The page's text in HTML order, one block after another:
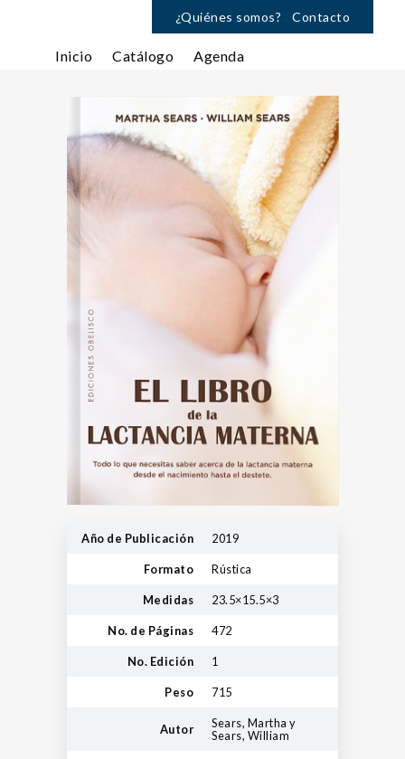
¿Quiénes somos? Contacto
Inicio Catálogo Agenda
Año de Publicación 2019
Formato Rústica
Medidas 23.5×15.5×3
No. de Páginas 472
No. Edición 1
Peso 715
Autor
Sears, Martha y
Sears, William